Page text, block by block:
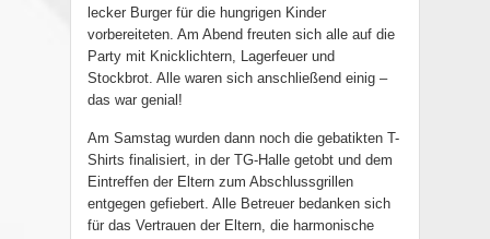
lecker Burger für die hungrigen Kinder
vorbereiteten. Am Abend freuten sich alle auf die
Party mit Knicklichtern, Lagerfeuer und
Stockbrot. Alle waren sich anschließend einig –
das war genial!
Am Samstag wurden dann noch die gebatikten T-
Shirts finalisiert, in der TG-Halle getobt und dem
Eintreffen der Eltern zum Abschlussgrillen
entgegen gefiebert. Alle Betreuer bedanken sich
für das Vertrauen der Eltern, die harmonische